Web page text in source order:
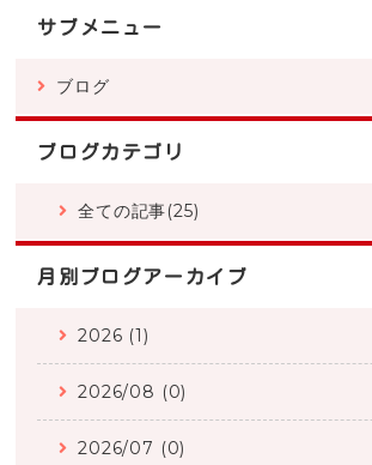
サブメニュー
ブログ
ブログカテゴリ
全ての記事(25)
月別ブログアーカイブ
2026 (1)
2026/08 (0)
2026/07 (0)